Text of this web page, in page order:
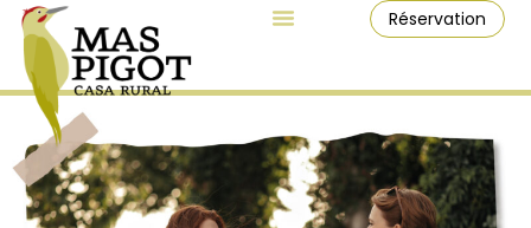
Réservation